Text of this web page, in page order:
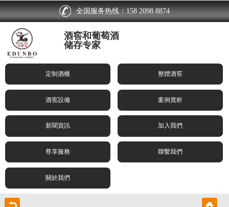
全国服务热线：158 2098 8874
酒窖和葡萄酒
储存专家
定制酒櫃 整體酒窖
酒窖設備 案例賞析
新聞資訊 加入我們
尊享服務 聯繫我們
關於我們